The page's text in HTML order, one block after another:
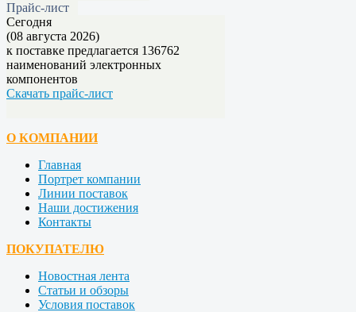
Прайс-лист
Сегодня
(08 августа 2026)
к поставке предлагается 136762
наименований электронных
компонентов
Скачать прайс-лист
О КОМПАНИИ
Главная
Портрет компании
Линии поставок
Наши достижения
Контакты
ПОКУПАТЕЛЮ
Новостная лента
Статьи и обзоры
Условия поставок